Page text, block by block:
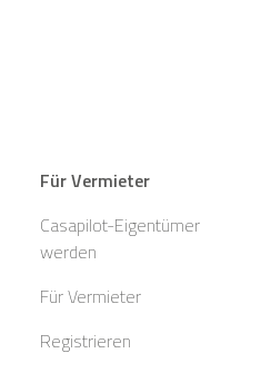
Für Vermieter
Casapilot-Eigentümer
werden
Für Vermieter
Registrieren